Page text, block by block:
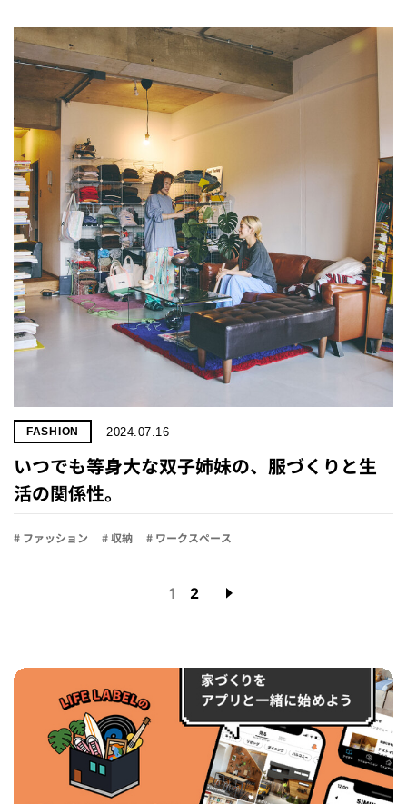
FASHION 2024.07.16
いつでも等身大な双子姉妹の、服づくりと生
活の関係性。
# ファッション # 収納 # ワークスペース
1 2